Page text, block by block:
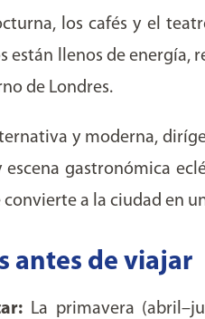
los cafés y el
están llenos de energía,
de Londres.
y moderna,
gastronómica
a la ciudad en
antes de viajar
La primavera